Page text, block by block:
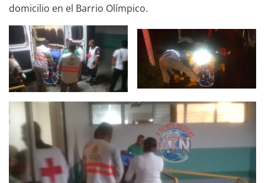
domicilio en el Barrio Olímpico.